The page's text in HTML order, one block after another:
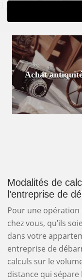
Achat
Modalités de
l’entreprise de
Pour une opération
chez vous, qu’ils
dans votre
entreprise de
calculs sur le
distance qui